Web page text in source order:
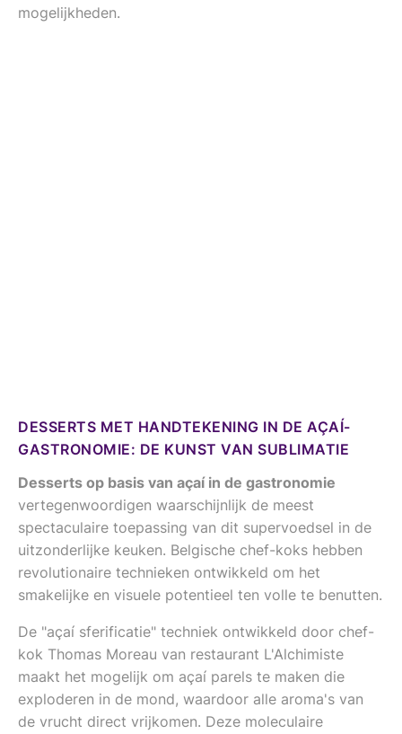
mogelijkheden.
DESSERTS MET HANDTEKENING IN DE AÇAÍ-
GASTRONOMIE: DE KUNST VAN SUBLIMATIE
Desserts op basis van açaí in de gastronomie
vertegenwoordigen waarschijnlijk de meest
spectaculaire toepassing van dit supervoedsel in de
uitzonderlijke keuken. Belgische chef-koks hebben
revolutionaire technieken ontwikkeld om het
smakelijke en visuele potentieel ten volle te benutten.
De "açaí sferificatie" techniek ontwikkeld door chef-
kok Thomas Moreau van restaurant L'Alchimiste
maakt het mogelijk om açaí parels te maken die
exploderen in de mond, waardoor alle aroma's van
de vrucht direct vrijkomen. Deze moleculaire